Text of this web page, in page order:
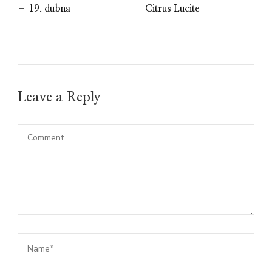
– 19. dubna
Citrus Lucite
Leave a Reply